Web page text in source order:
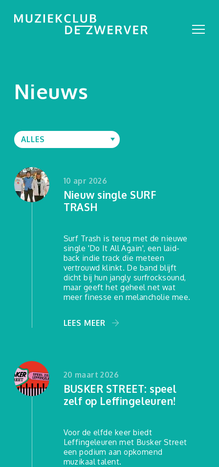
Nieuws
ALLES
2026
2025
2024
10 apr 2026
Nieuw single SURF
TRASH
Surf Trash is terug met de nieuwe
single 'Do It All Again', een laid-
back indie track die meteen
vertrouwd klinkt. De band blijft
dicht bij hun jangly surfrocksound,
maar geeft het geheel net wat
meer finesse en melancholie mee.
LEES MEER
20 maart 2026
BUSKER STREET: speel
zelf op Leffingeleuren!
Voor de elfde keer biedt
Leffingeleuren met Busker Street
een podium aan opkomend
muzikaal talent.
Agenda
Leffingeleuren